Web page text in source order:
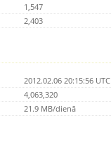
1,547
2,403
2012.02.06 20:15:56 UTC
4,063,320
21.9 MB/dienā